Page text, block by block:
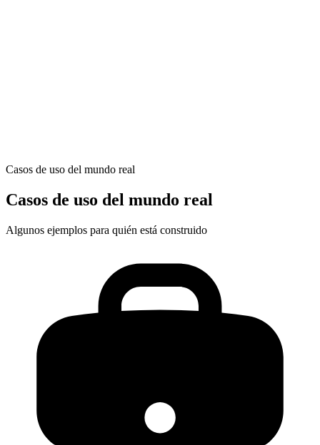
Generate location-optimized pages
Casos de uso del mundo real
Casos de uso del mundo real
Algunos ejemplos para quién está construido